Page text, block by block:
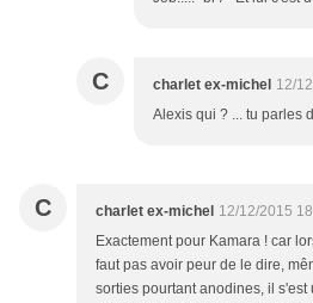
C charlet ex-michel 12/
Alexis qui ? ... tu parles
C charlet ex-michel 12/12/2015
Exactement pour Kamara ! car
faut pas avoir peur de le dire,
sorties pourtant anodines, il